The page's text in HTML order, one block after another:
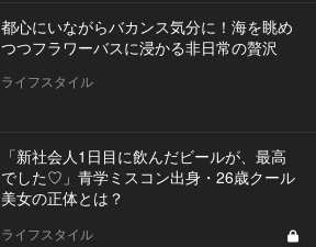
都心にいながらバカンス気分に！海を眺め
つつフラワーバスに浸かる非日常の贅沢
ライフスタイル
「新社会人1日目に飲んだビールが、最高
でした♡」青学ミスコン出身・26歳クール
美女の正体とは？
ライフスタイル